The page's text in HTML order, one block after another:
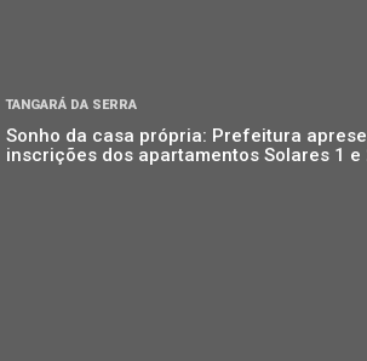
TANGARÁ DA SERRA
Sonho da casa própria: Prefeitura
inscrições dos apartamentos Solares 1 e